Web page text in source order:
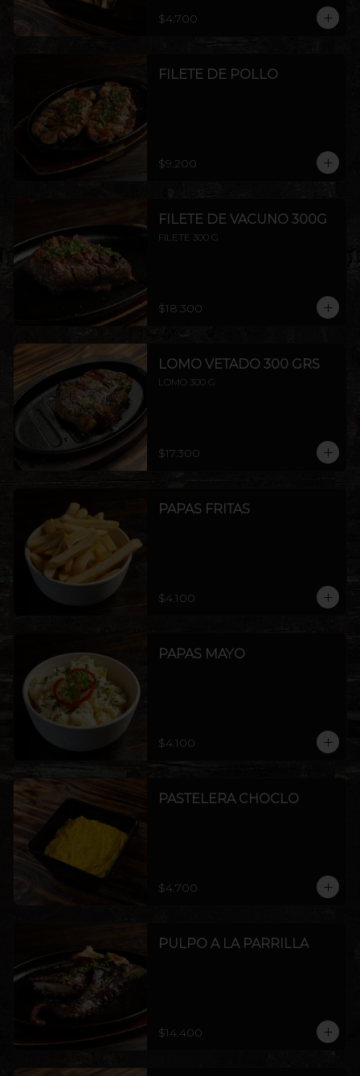
$4.700
FILETE DE POLLO
$9.200
FILETE DE VACUNO 300G
FILETE 300 G
$18.300
LOMO VETADO 300 GRS
LOMO 300 G
$17.300
PAPAS FRITAS
$4.100
PAPAS MAYO
$4.100
PASTELERA CHOCLO
$4.700
PULPO A LA PARRILLA
$14.400